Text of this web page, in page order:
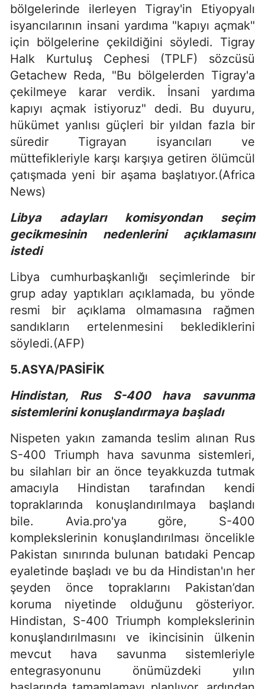
bölgelerinde ilerleyen Tigray'in Etiyopyalı
isyancılarının insani yardıma "kapıyı açmak"
için bölgelerine çekildiğini söyledi. Tigray
Halk Kurtuluş Cephesi (TPLF) sözcüsü
Getachew Reda, "Bu bölgelerden Tigray'a
çekilmeye karar verdik. İnsani yardıma
kapıyı açmak istiyoruz" dedi. Bu duyuru,
hükümet yanlısı güçleri bir yıldan fazla bir
süredir Tigrayan isyancıları ve
müttefikleriyle karşı karşıya getiren ölümcül
çatışmada yeni bir aşama başlatıyor.(Africa
News)
Libya adayları komisyondan seçim
gecikmesinin nedenlerini açıklamasını
istedi
Libya cumhurbaşkanlığı seçimlerinde bir
grup aday yaptıkları açıklamada, bu yönde
resmi bir açıklama olmamasına rağmen
sandıkların ertelenmesini beklediklerini
söyledi.(AFP)
5.ASYA/PASİFİK
Hindistan, Rus S-400 hava savunma
sistemlerini konuşlandırmaya başladı
Nispeten yakın zamanda teslim alınan Rus
S-400 Triumph hava savunma sistemleri,
bu silahları bir an önce teyakkuzda tutmak
amacıyla Hindistan tarafından kendi
topraklarında konuşlandırılmaya başlandı
bile. Avia.pro'ya göre, S-400
komplekslerinin konuşlandırılması öncelikle
Pakistan sınırında bulunan batıdaki Pencap
eyaletinde başladı ve bu da Hindistan'ın her
şeyden önce topraklarını Pakistan’dan
koruma niyetinde olduğunu gösteriyor.
Hindistan, S-400 Triumph komplekslerinin
konuşlandırılmasını ve ikincisinin ülkenin
mevcut hava savunma sistemleriyle
entegrasyonunu önümüzdeki yılın